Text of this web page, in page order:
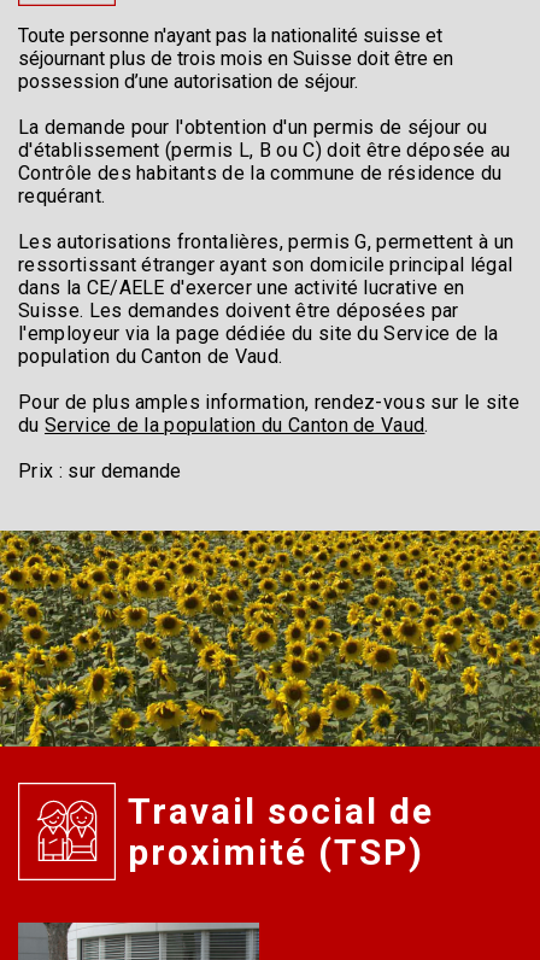
Toute personne n'ayant pas la nationalité suisse et
séjournant plus de trois mois en Suisse doit être en
possession d’une autorisation de séjour.
La demande pour l'obtention d'un permis de séjour ou
d'établissement (permis L, B ou C) doit être déposée au
Contrôle des habitants de la commune de résidence du
requérant.
Les autorisations frontalières, permis G, permettent à un
ressortissant étranger ayant son domicile principal légal
dans la CE/AELE d'exercer une activité lucrative en
Suisse. Les demandes doivent être déposées par
l'employeur via la page dédiée du site du Service de la
population du Canton de Vaud.
Pour de plus amples information, rendez-vous sur le site
du Service de la population du Canton de Vaud.
Prix : sur demande
Travail social de
proximité (TSP)